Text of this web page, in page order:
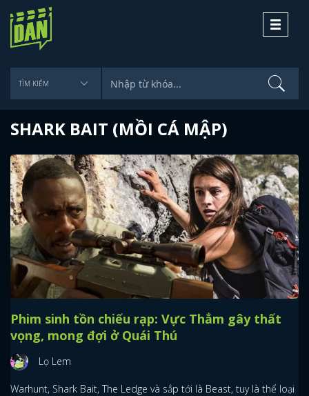
Toggle
SHARK BAIT (MỒI CÁ MẬP)
Phim sinh tồn chiếu rạp: Vực Thẳm gây thất
vọng, mong đợi ở Quái Thú
Lọ Lem
Warhunt, Shark Bait, The Ledge và sắp tới là Beast, tuy là thể loại